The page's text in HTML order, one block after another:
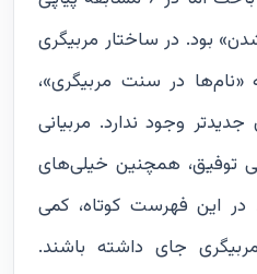
بود. در ساختار مربیگری
«نام‌ها در سنت مربیگری»،
وجود ندارد. مربیانی
توفیق، همچنین خیلی‌های
در این فهرست کوتاه، کمی
مربیگری جای داشته باشند.